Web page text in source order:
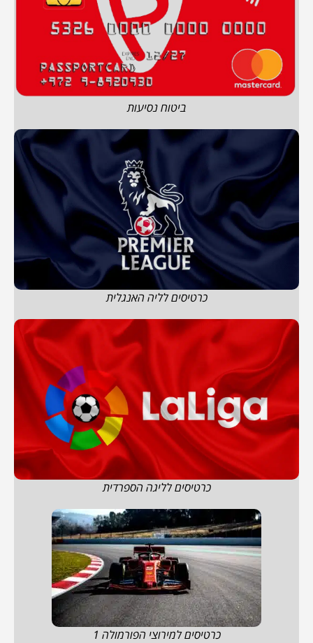
ביטוח נסיעות
כרטיסים לליה האנגלית
כרטיסים לליגה הספרדית
כרטיסים למירוצי הפורמולה 1